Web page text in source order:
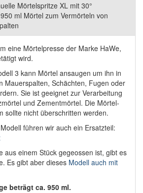
Mörtelspritze XL mit 30°
ml Mörtel zum Vermörteln von
eine Mörtelpresse der Marke HaWe,
wird.
3 kann Mörtel ansaugen um ihn in
Mauerspalten, Schächten, Fugen oder
Sie ist geeignet zur Verarbeitung
und Zementmörtel. Die Mörtel-
sollte nicht überschritten werden.
führen wir auch ein Ersatzteil:
aus einem Stück gegeossen ist, gibt es
Es gibt aber dieses Modell auch mit
beträgt ca. 950 ml.